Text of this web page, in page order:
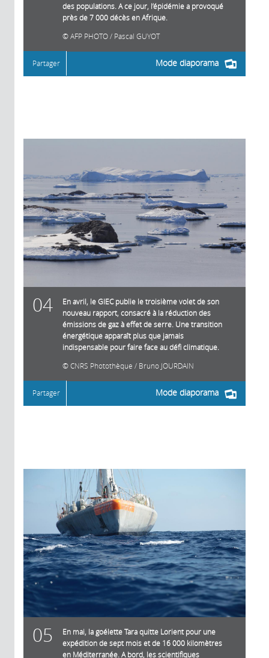
des populations. A ce jour, l’épidémie a provoqué
près de 7 000 décès en Afrique.
AFP PHOTO / Pascal GUYOT
Mode diaporama
Partager
04
En avril, le GIEC publie le troisième volet de son
nouveau rapport, consacré à la réduction des
émissions de gaz à effet de serre. Une transition
énergétique apparaît plus que jamais
indispensable pour faire face au défi climatique.
CNRS Photothèque / Bruno JOURDAIN
Mode diaporama
Partager
05
En mai, la goélette Tara quitte Lorient pour une
expédition de sept mois et de 16 000 kilomètres
en Méditerranée. A bord, les scientifiques